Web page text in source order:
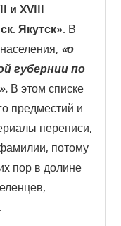
и XVIII
Якутск» . В
«о
губернии по
В этом списке
предместий и
переписи,
потому
пор в долине